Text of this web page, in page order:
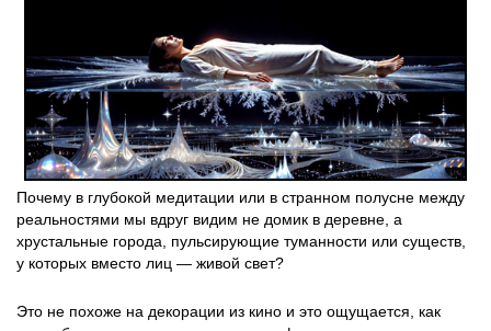
Почему в глубокой медитации или в странном полусне между
реальностями мы вдруг видим не домик в деревне, а
хрустальные города, пульсирующие туманности или существ,
у которых вместо лиц — живой свет?
Это не похоже на декорации из кино и это ощущается, как